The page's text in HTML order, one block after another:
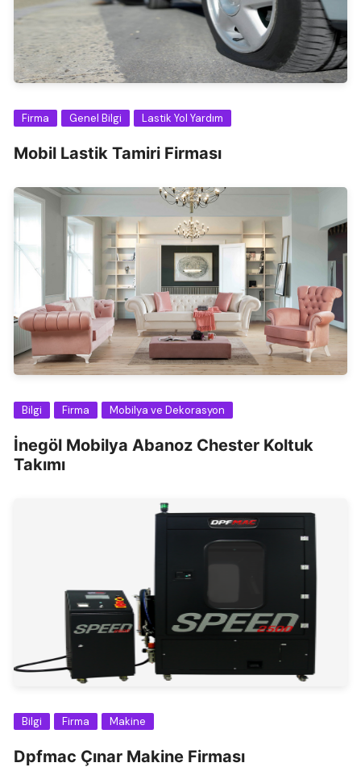
Firma Genel Bilgi Lastik Yol Yardım
Mobil Lastik Tamiri Firması
Bilgi Firma Mobilya ve Dekorasyon
İnegöl Mobilya Abanoz Chester Koltuk
Takımı
Bilgi Firma Makine
Dpfmac Çınar Makine Firması